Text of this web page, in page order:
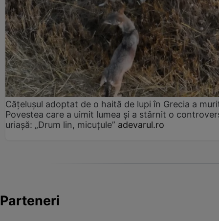
Cățelușul adoptat de o haită de lupi în Grecia a
Povestea care a uimit lumea și a stârnit o
uriașă: „Drum lin, micuțule” adevarul.ro
Parteneri